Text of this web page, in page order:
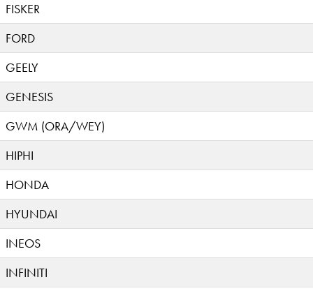
FISKER
FORD
GEELY
GENESIS
GWM (ORA/WEY)
HIPHI
HONDA
HYUNDAI
INEOS
INFINITI